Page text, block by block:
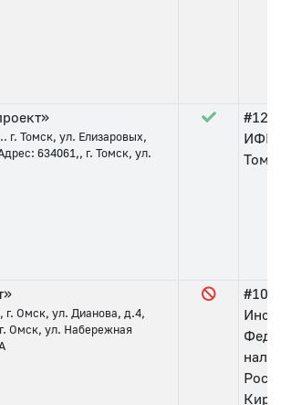
г. Томск, ул. Елизаровых,
634061,, г. Томск, ул.
#126
г. Омск, ул. Дианова, д.4,
Омск, ул. Набережная
#107